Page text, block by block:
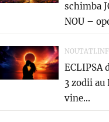
schimba
NOU –
ECLIPSA
3 zodii au
vine...